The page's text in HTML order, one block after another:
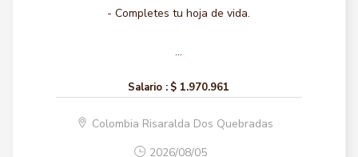
- Completes tu hoja de vida.
...
Salario : $ 1.970.961
Colombia Risaralda Dos Quebradas
2026/08/05